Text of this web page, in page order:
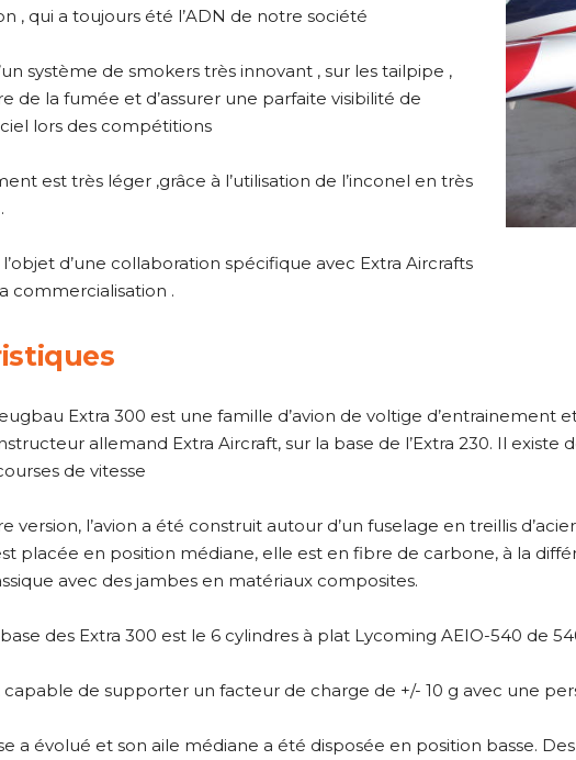
, qui a toujours été l’ADN de notre société
système de smokers très innovant , sur les tailpipe ,
de la fumée et d’assurer une parfaite visibilité de
ciel lors des compétitions
est très léger ,grâce à l’utilisation de l’inconel en très
d’une collaboration spécifique avec Extra Aircrafts
commercialisation .
Extra 300 est une famille d’avion de voltige
allemand Extra Aircraft, sur la base de l’Extra 230. Il
de vitesse
version, l’avion a été construit autour d’un fuselage en treillis
placée en position médiane, elle est en fibre de carbone, à la
avec des jambes en matériaux composites.
des Extra 300 est le 6 cylindres à plat Lycoming AEIO-540 de
capable de supporter un facteur de charge de +/- 10 g avec une
a évolué et son aile médiane a été disposée en position basse.